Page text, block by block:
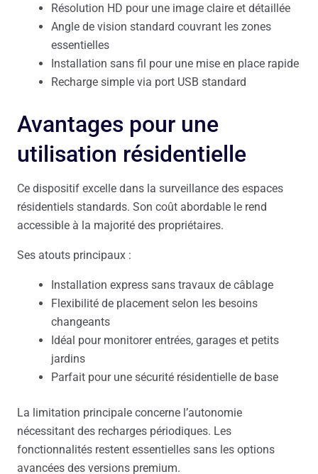
Résolution HD pour une image claire et détaillée
Angle de vision standard couvrant les zones
essentielles
Installation sans fil pour une mise en place rapide
Recharge simple via port USB standard
Avantages pour une
utilisation résidentielle
Ce dispositif excelle dans la surveillance des espaces
résidentiels standards. Son coût abordable le rend
accessible à la majorité des propriétaires.
Ses atouts principaux :
Installation express sans travaux de câblage
Flexibilité de placement selon les besoins
changeants
Idéal pour monitorer entrées, garages et petits
jardins
Parfait pour une sécurité résidentielle de base
La limitation principale concerne l’autonomie
nécessitant des recharges périodiques. Les
fonctionnalités restent essentielles sans les options
avancées des versions premium.